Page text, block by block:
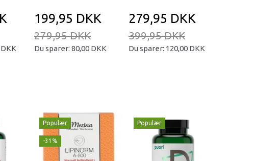
199,95 DKK
279,95 DKK
Du sparer: 80,00 DKK
279,95 DKK
399,95 DKK
Du sparer: 120,00 DKK
Populær
-31%
Populær